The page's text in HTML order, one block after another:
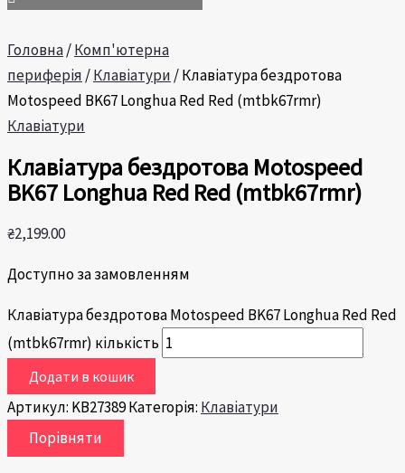
Головна/Комп'ютерна
периферія /Клавіатури / Клавіатура бездротова
Motospeed BK67 Longhua Red Red (mtbk67rmr)
Клавіатури
Клавіатура бездротова Motospeed
BK67 Longhua Red Red (mtbk67rmr)
₴2,199.00
Доступно за замовленням
Клавіатура бездротова Motospeed BK67 Longhua Red Red
(mtbk67rmr) кількість
Додати в кошик
Артикул: KB27389Категорія: Клавіатури
Порівняти